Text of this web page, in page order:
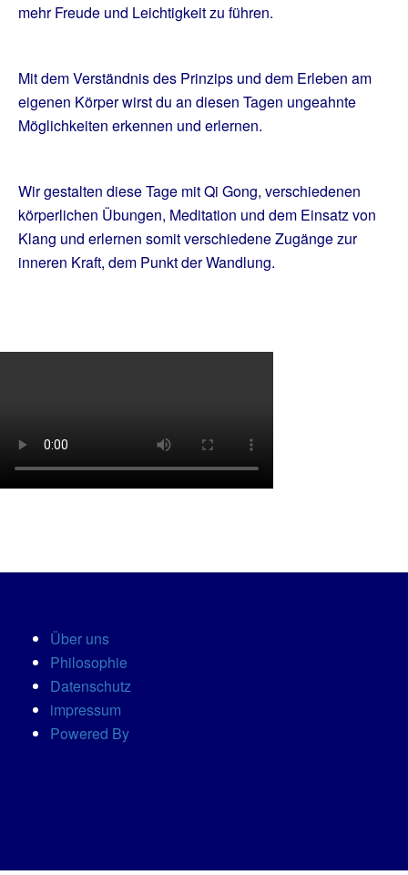
mehr Freude und Leichtigkeit zu führen.
Mit dem Verständnis des Prinzips und dem Erleben am
eigenen Körper wirst du an diesen Tagen ungeahnte
Möglichkeiten erkennen und erlernen.
Wir gestalten diese Tage mit Qi Gong, verschiedenen
körperlichen Übungen, Meditation und dem Einsatz von
Klang und erlernen somit verschiedene Zugänge zur
inneren Kraft, dem Punkt der Wandlung.
Über uns
Philosophie
Datenschutz
impressum
Powered By